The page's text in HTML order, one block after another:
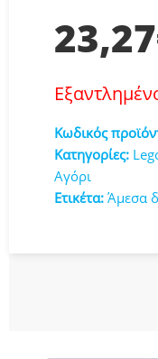
23,27
Κωδικός
Κατηγορίες:
Αγόρι
Ετικέτα: Άμεσα